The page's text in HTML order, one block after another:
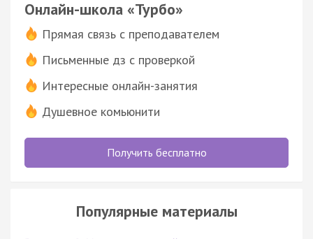
Онлайн-школа «Турбо»
Прямая связь с преподавателем
Письменные дз с проверкой
Интересные онлайн-занятия
Душевное комьюнити
Получить бесплатно
Популярные материалы